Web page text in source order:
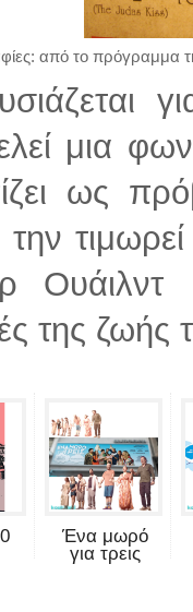
από το πρόγραμμα
μια
ως
της ζωής
Ένα μωρό
για τρεις